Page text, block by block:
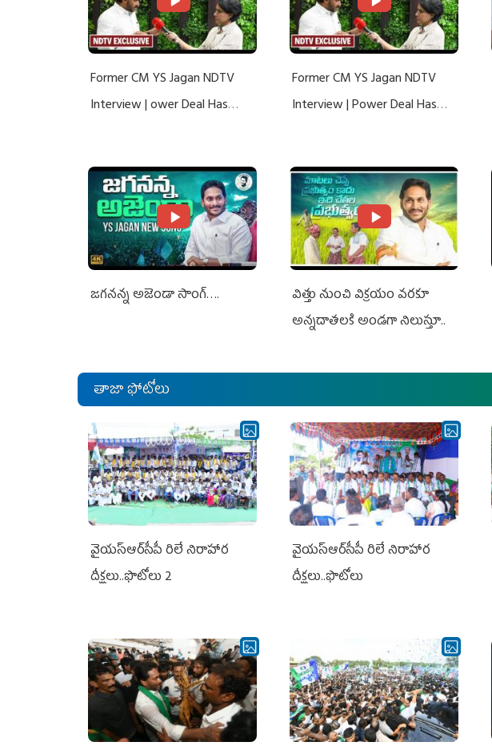
Former CM YS Jagan NDTV
Interview | ower Deal Has
Former CM YS Jagan NDTV
Interview | Power Deal Has
జగనన్న అజెండా సాంగ్….
విత్తు నుంచి విక్రయం వరకూ
అన్నదాతలకి అండగా నిలుస్తూ..
తాజా ఫోటోలు
వైయ‌స్ఆర్‌సీపీ రిలే నిరాహార
దీక్షలు..ఫొటోలు 2
వైయ‌స్ఆర్‌సీపీ రిలే నిరాహార
దీక్షలు..ఫొటోలు